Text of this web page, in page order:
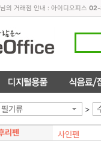
님의 거래점 안내 : 아이디오피스
필기류 >
리펜 사인펜